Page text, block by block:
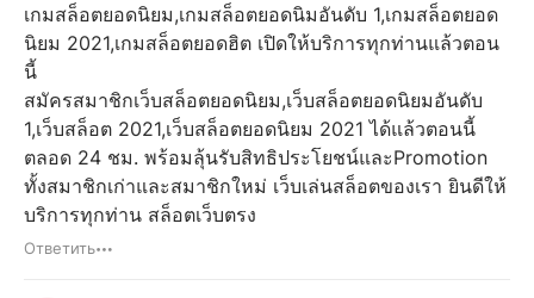
เกมสล็อตยอดนิยม,เกมสล็อตยอดนิมอันดับ 1,เกมสล็อตยอด
นิยม 2021,เกมสล็อตยอดฮิต เปิดให้บริการทุกท่านแล้วตอน
นี้
สมัครสมาชิกเว็บสล็อตยอดนิยม,เว็บสล็อตยอดนิยมอันดับ
1,เว็บสล็อต 2021,เว็บสล็อตยอดนิยม 2021 ได้แล้วตอนนี้
ตลอด 24 ชม. พร้อมลุ้นรับสิทธิประโยชน์และPromotion
ทั้งสมาชิกเก่าและสมาชิกใหม่ เว็บเล่นสล็อตของเรา ยินดีให้
บริการทุกท่าน สล็อตเว็บตรง
Ответить